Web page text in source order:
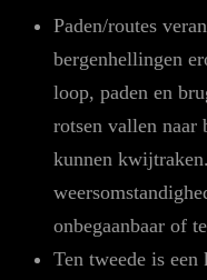
Paden/routes
bergenhellingen
loop, paden en
rotsen vallen naar
kunnen
onbegaanbaar of
Ten tweede is